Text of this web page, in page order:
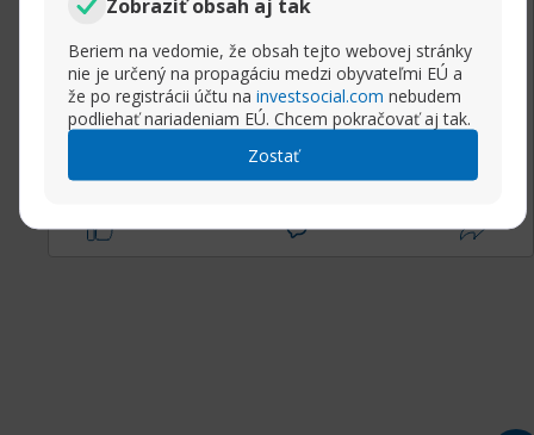
Beriem na vedomie, že obsah tejto webovej stránky
nie je určený na propagáciu medzi obyvateľmi EÚ a
že po registrácii účtu na investsocial.com nebudem
podliehať nariadeniam EÚ. Chcem pokračovať aj tak.
Zostať
==> rlys.nl/6epap3 <==
Rozbaliť príspevok